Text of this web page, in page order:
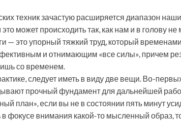
техник зачастую расширяется диапазон
может происходить так, как нам и в голову не
— это упорный тяжкий труд, который
и отнимающим «все силы», причем
со временем.
следует иметь в виду две вещи. Во-
прочный фундамент для дальнейшей
план», если вы не в состоянии пять минут
фокусе внимания какой-то мысленный образ,